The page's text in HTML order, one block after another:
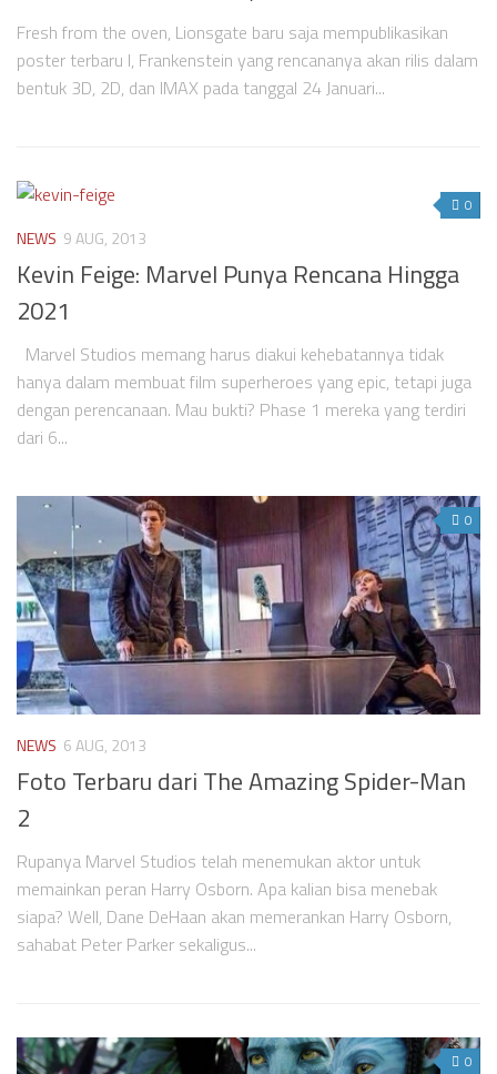
Fresh from the oven, Lionsgate baru saja mempublikasikan
poster terbaru I, Frankenstein yang rencananya akan rilis dalam
bentuk 3D, 2D, dan IMAX pada tanggal 24 Januari...
0
NEWS 9 AUG, 2013
Kevin Feige: Marvel Punya Rencana Hingga
2021
Marvel Studios memang harus diakui kehebatannya tidak
hanya dalam membuat film superheroes yang epic, tetapi juga
dengan perencanaan. Mau bukti? Phase 1 mereka yang terdiri
dari 6...
0
NEWS 6 AUG, 2013
Foto Terbaru dari The Amazing Spider-Man
2
Rupanya Marvel Studios telah menemukan aktor untuk
memainkan peran Harry Osborn. Apa kalian bisa menebak
siapa? Well, Dane DeHaan akan memerankan Harry Osborn,
sahabat Peter Parker sekaligus...
0